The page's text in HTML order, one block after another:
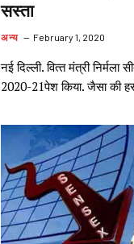
सस्ता
अन्य February 1, 2020
नई दिल्‍ली. वित्‍त मंत्री
2020-21पेश किया. जैसा की